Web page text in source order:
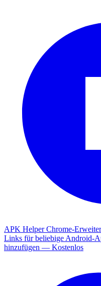
APK Helper Chrome-
Links für beliebige Android-
hinzufügen — Kostenlos